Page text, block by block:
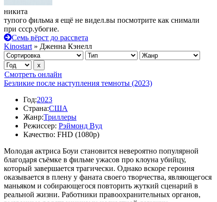
никита
тупого фильма я ещё не видел.вы посмотрите как снимали
при ссср.убогие.
Семь вёрст до рассвета
Kinostart » Дженна Кэнелл
Смотреть онлайн
Безликие после наступления темноты (2023)
Год:2023
Страна:США
Жанр:Триллеры
Режиссер: Рэймонд Вуд
Качество: FHD (1080p)
Молодая актриса Боуи становится невероятно популярной
благодаря съёмке в фильме ужасов про клоуна убийцу,
который завершается трагически. Однако вскоре героиня
оказывается в плену у фаната своего творчества, являющегося
маньяком и собирающегося повторить жуткий сценарий в
реальной жизни. Работники правоохранительных органов,